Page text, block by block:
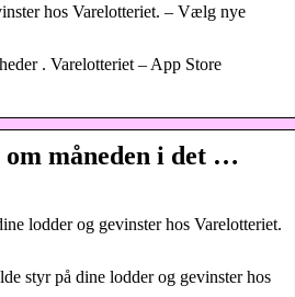
hos Varelotteriet. – Vælg nye
. Varelotteriet – App Store
måneden i det …
lodder og gevinster hos Varelotteriet.
styr på dine lodder og gevinster hos